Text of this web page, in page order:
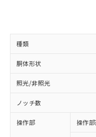
種類
胴体形状
照光/非照光
ノッチ数
操作部 操作